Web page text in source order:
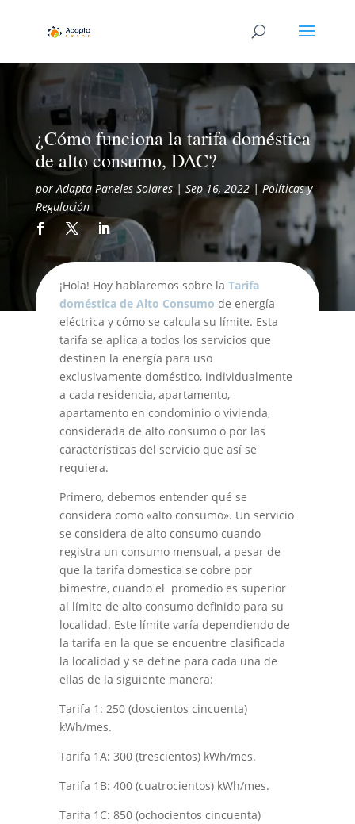
¿Cómo funciona la tarifa doméstica
de alto consumo, DAC?
porAdapta Paneles Solares| Sep 16, 2022| Políticas y
Regulación
¡Hola! Hoy hablaremos sobre la Tarifa
doméstica de Alto Consumo de energía
eléctrica y cómo se calcula su límite. Esta
tarifa se aplica a todos los servicios que
destinen la energía para uso
exclusivamente doméstico, individualmente
a cada residencia, apartamento,
apartamento en condominio o vivienda,
considerada de alto consumo o por las
características del servicio que así se
requiera.
Primero, debemos entender qué se
considera como «alto consumo». Un servicio
se considera de alto consumo cuando
registra un consumo mensual, a pesar de
que la tarifa domestica se cobre por
bimestre, cuando el promedio es superior
al límite de alto consumo definido para su
localidad. Este límite varía dependiendo de
la tarifa en la que se encuentre clasificada
la localidad y se define para cada una de
ellas de la siguiente manera:
Tarifa 1: 250 (doscientos cincuenta)
kWh/mes.
Tarifa 1A: 300 (trescientos) kWh/mes.
Tarifa 1B: 400 (cuatrocientos) kWh/mes.
Tarifa 1C: 850 (ochocientos cincuenta)